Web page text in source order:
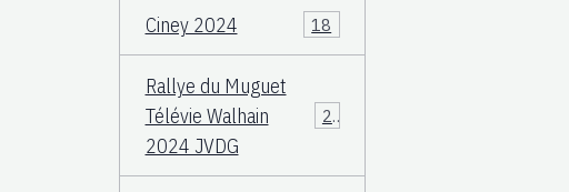
Ciney 2024 18
Rallye du Muguet
Télévie Walhain
2024 JVDG
23